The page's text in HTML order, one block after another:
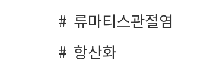
류마티스관절염
항산화